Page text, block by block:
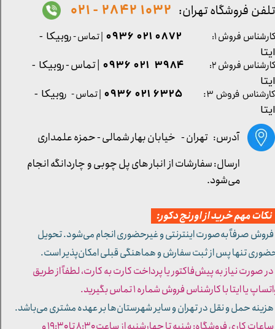
کارشناس فروش ۳: ۶۳۲۵ ۰۲۱ ۰۹۳۶ | تماس - روبیکا -
ایتا
آدرس: تهران - خیابان بهار شمالی - حمزه علمداری
تلفن فروشگاه تهران: 1032 2842 - 021
مهم خرید از اورنج دکور:
صرفاً به‌صورت اینترنتی و غیرحضوری انجام می‌شود. تحویل
تنها پس از ثبت سفارش و هماهنگی قبلی امکان‌پذیر است.
صورت نیاز به پیش‌فاکتور یا پرداخت کارت به کارت، لطفاً از طریق
یا ایتا با کارشناس فروش شماره ۱ تماس بگیرید.
حمل و نقل در تهران و سایر شهرستان‌ها بر عهده مشتری می‌باشد.
کارشناس فروش ۱: 0872 021 0936 | تماس - روبیکا -
ایتا
کارشناس فروش ۲:
۳۹۸۴ ۰۲۱ ۰۹۳۶ | تماس - روبیکا -
ایتا
ارسال: سفارشات از انبار های پل چوبی و چاردانگه انجام
می‌شود.